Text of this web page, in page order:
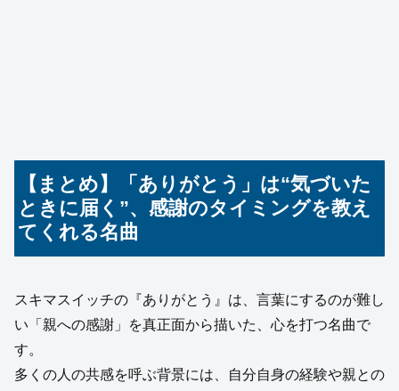
【まとめ】「ありがとう」は“気づいた
ときに届く”、感謝のタイミングを教え
てくれる名曲
スキマスイッチの『ありがとう』は、言葉にするのが難し
い「親への感謝」を真正面から描いた、心を打つ名曲で
す。
多くの人の共感を呼ぶ背景には、自分自身の経験や親との